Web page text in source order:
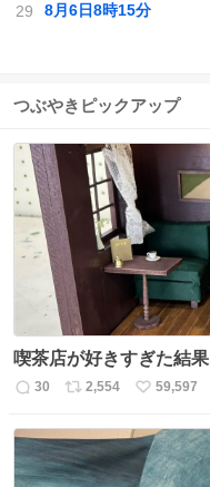
8月6日8時15分
つぶやきピックアップ
喫茶店が好きすぎた結果
返
数
30
リ
ス
ト
2,554
い
ね
数
59,597